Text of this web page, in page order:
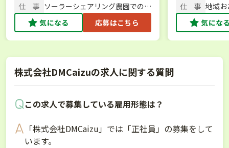
仕 事 ソーラーシェアリング農園での栽
培業務および将来の管理者候補
気になる 応募はこちら
仕 事 地域
支え
支管理
気にな
株式会社DMCaizuの求人に関する質問
この求人で募集している雇用形態は？
「株式会社DMCaizu」では「正社員」の募集をして
います。